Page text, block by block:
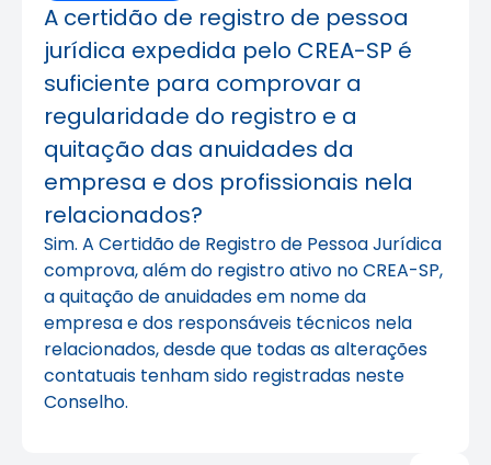
A certidão de registro de pessoa
jurídica expedida pelo CREA-SP é
suficiente para comprovar a
regularidade do registro e a
quitação das anuidades da
empresa e dos profissionais nela
relacionados?
Sim. A Certidão de Registro de Pessoa Jurídica
comprova, além do registro ativo no CREA-SP,
a quitação de anuidades em nome da
empresa e dos responsáveis técnicos nela
relacionados, desde que todas as alterações
contatuais tenham sido registradas neste
Conselho.